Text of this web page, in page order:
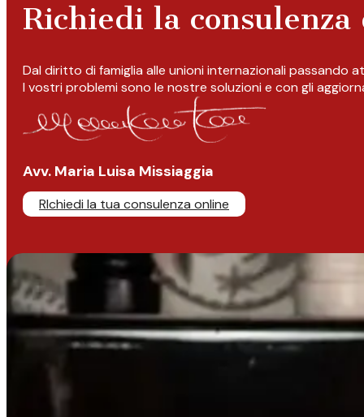
Richiedi la
Dal diritto di famiglia alle unioni internazionali passando
I vostri problemi sono le nostre soluzioni e con gli
Avv. Maria Luisa Missiaggia
RIchiedi la tua consulenza online